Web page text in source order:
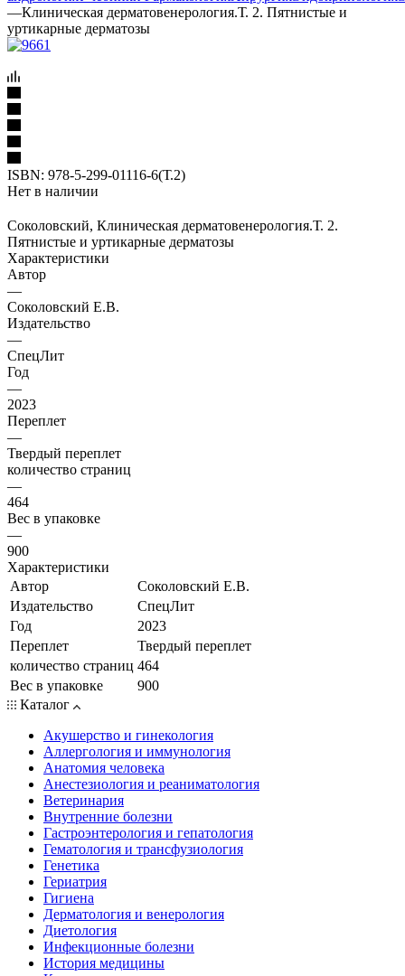
—Клиническая дерматовенерология.Т. 2. Пятнистые и
уртикарные дерматозы
ISBN: 978-5-299-01116-6(Т.2)
Нет в наличии
Соколовский, Клиническая дерматовенерология.Т. 2.
Пятнистые и уртикарные дерматозы
Характеристики
Автор
—
Соколовский Е.В.
Издательство
—
СпецЛит
Год
—
2023
Переплет
—
Твердый переплет
количество страниц
—
464
Вес в упаковке
—
900
Характеристики
Автор
Соколовский Е.В.
Издательство
СпецЛит
Год
2023
Переплет
Твердый переплет
количество страниц 464
Вес в упаковке
900
Каталог
Акушерство и гинекология
Аллергология и иммунология
Анатомия человека
Анестезиология и реаниматология
Ветеринария
Внутренние болезни
Гастроэнтерология и гепатология
Гематология и трансфузиология
Генетика
Гериатрия
Гигиена
Дерматология и венерология
Диетология
Инфекционные болезни
История медицины